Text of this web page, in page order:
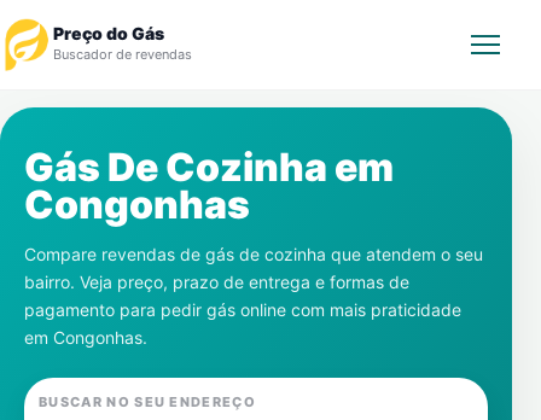
Preço do Gás
Buscador de revendas
Revendedor
Notícias
Cadastre-se
Gás
Gás De Cozinha em
Congonhas
Compare revendas de gás de cozinha que atendem o seu
bairro. Veja preço, prazo de entrega e formas de
pagamento para pedir gás online com mais praticidade
em Congonhas.
BUSCAR NO SEU ENDEREÇO